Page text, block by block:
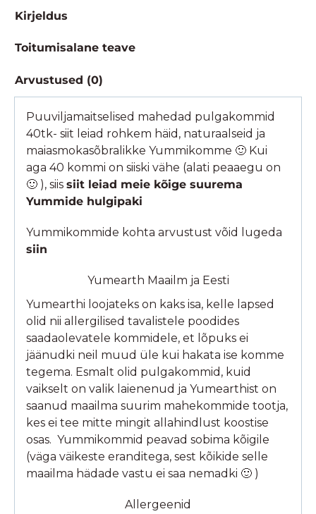
Kirjeldus
Toitumisalane teave
Arvustused (0)
Puuviljamaitselised mahedad pulgakommid
40tk- siit leiad rohkem häid, naturaalseid ja
maiasmokasõbralikke Yummikomme 🙂 Kui
aga 40 kommi on siiski vähe (alati peaaegu on
🙂 ), siissiit leiad meie kõige suurema
Yummide hulgipaki
Yummikommide kohta arvustust võid lugeda
siin
Yumearth Maailm ja Eesti
Yumearthi loojateks on kaks isa, kelle lapsed
olid nii allergilised tavalistele poodides
saadaolevatele kommidele, et lõpuks ei
jäänudki neil muud üle kui hakata ise komme
tegema. Esmalt olid pulgakommid, kuid
vaikselt on valik laienenud ja Yumearthist on
saanud maailma suurim mahekommide tootja,
kes ei tee mitte mingit allahindlust koostise
osas. Yummikommid peavad sobima kõigile
(väga väikeste eranditega, sest kõikide selle
maailma hädade vastu ei saa nemadki 🙂 )
Allergeenid